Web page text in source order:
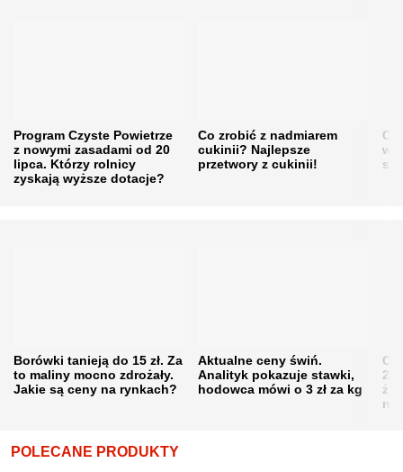
Program Czyste Powietrze
z nowymi zasadami od 20
lipca. Którzy rolnicy
zyskają wyższe dotacje?
Co zrobić z nadmiarem
cukinii? Najlepsze
przetwory z cukinii!
w
Borówki tanieją do 15 zł. Za
to maliny mocno zdrożały.
Jakie są ceny na rynkach?
Aktualne ceny świń.
Analityk pokazuje stawki,
hodowca mówi o 3 zł za kg
POLECANE PRODUKTY